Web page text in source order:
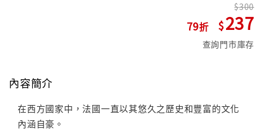
79
300
237
查詢門市庫存
內容簡介
在西方國家中，法國一直以其悠久之歷史和豐富的文化
內涵自豪。